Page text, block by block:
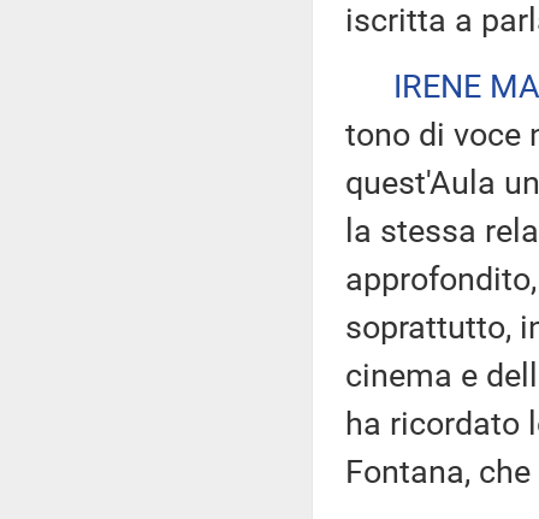
iscritta a
IRENE
tono di voce
quest'Aula
la stessa
soprattutto,
cinema e
ha ricordato
Fontana,